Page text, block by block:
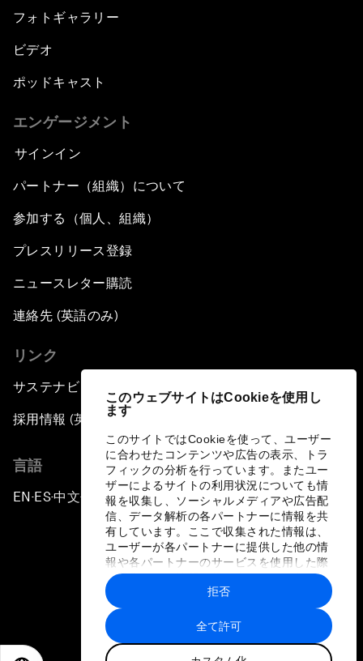
このウェブサイトはCookieを使用し
ます
このサイトではCookieを使って、ユーザー
に合わせたコンテンツや広告の表示、トラ
フィックの分析を行っています。またユー
ザーによるサイトの利用状況についても情
報を収集し、ソーシャルメディアや広告配
信、データ解析の各パートナーに情報を共
有しています。ここで収集された情報は、
ユーザーが各パートナーに提供した他の情
報や各パートナーのサービスを使用した際
に収集された情報と組み合わされ、各パー
トナーによって使用されることがありま
す。
全て許可
拒否
フォトギャラリー
ビデオ
ポッドキャスト
エンゲージメント
サインイン
パートナー（組織）について
参加する（個人、組織）
プレスリリース登録
ニュースレター購読
連絡先 (英語のみ)
リンク
サステナビリティへの取り組み
採用情報 (英語のみ)
言語
EN ▪ES▪中文▪ 日本語
プライバシーポリシーと利用規約
サイトマップ